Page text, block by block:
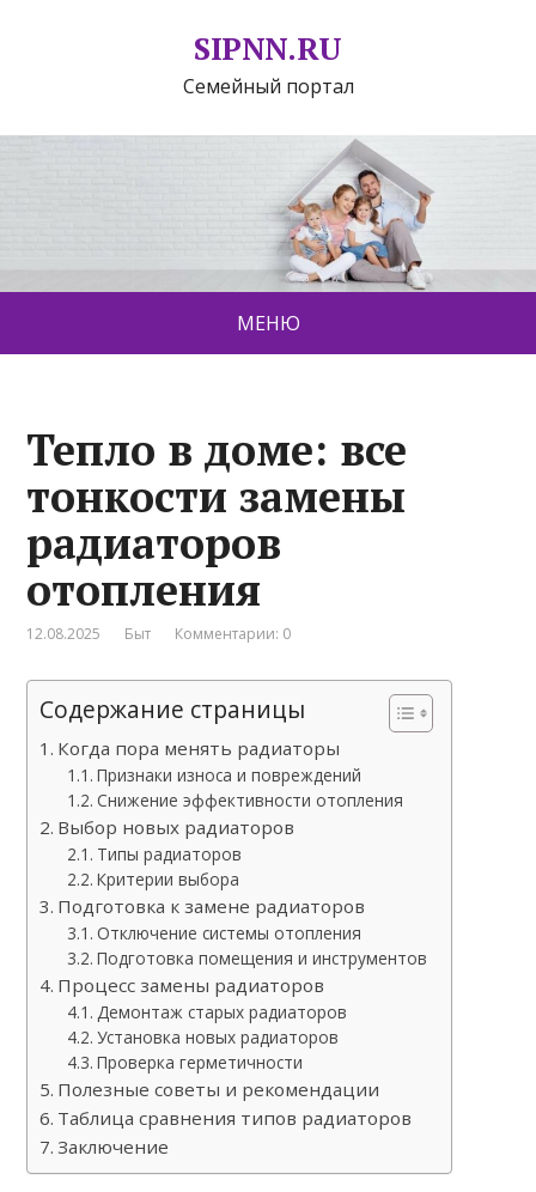
SIPNN.RU
Семейный портал
МЕНЮ
Тепло в доме: все
тонкости замены
радиаторов
отопления
12.08.2025 Быт Комментарии: 0
Содержание страницы
Когда пора менять радиаторы
Признаки износа и повреждений
Снижение эффективности отопления
Выбор новых радиаторов
Типы радиаторов
Критерии выбора
Подготовка к замене радиаторов
Отключение системы отопления
Подготовка помещения и инструментов
Процесс замены радиаторов
Демонтаж старых радиаторов
Установка новых радиаторов
Проверка герметичности
Полезные советы и рекомендации
Таблица сравнения типов радиаторов
Заключение